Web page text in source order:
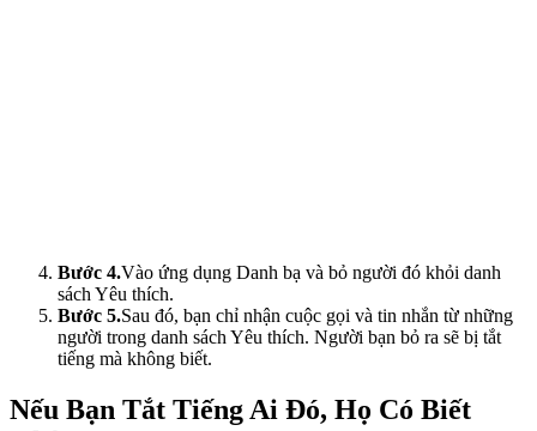
Bước 4.Vào ứng dụng Danh bạ và bỏ người đó khỏi danh
sách Yêu thích.
Bước 5.Sau đó, bạn chỉ nhận cuộc gọi và tin nhắn từ những
người trong danh sách Yêu thích. Người bạn bỏ ra sẽ bị tắt
tiếng mà không biết.
Nếu Bạn Tắt Tiếng Ai Đó, Họ Có Biết